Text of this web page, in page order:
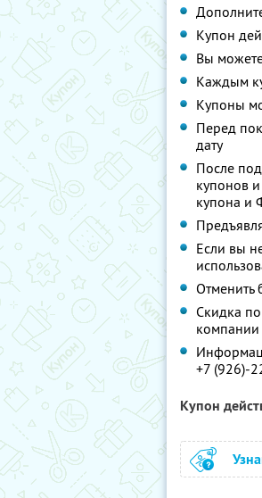
Купон
Вы
Каждым
Купоны
Перед
дату
После
купонов
купона и
Если вы
Отменить
Скидка
компании
+7 (926)-
Купон